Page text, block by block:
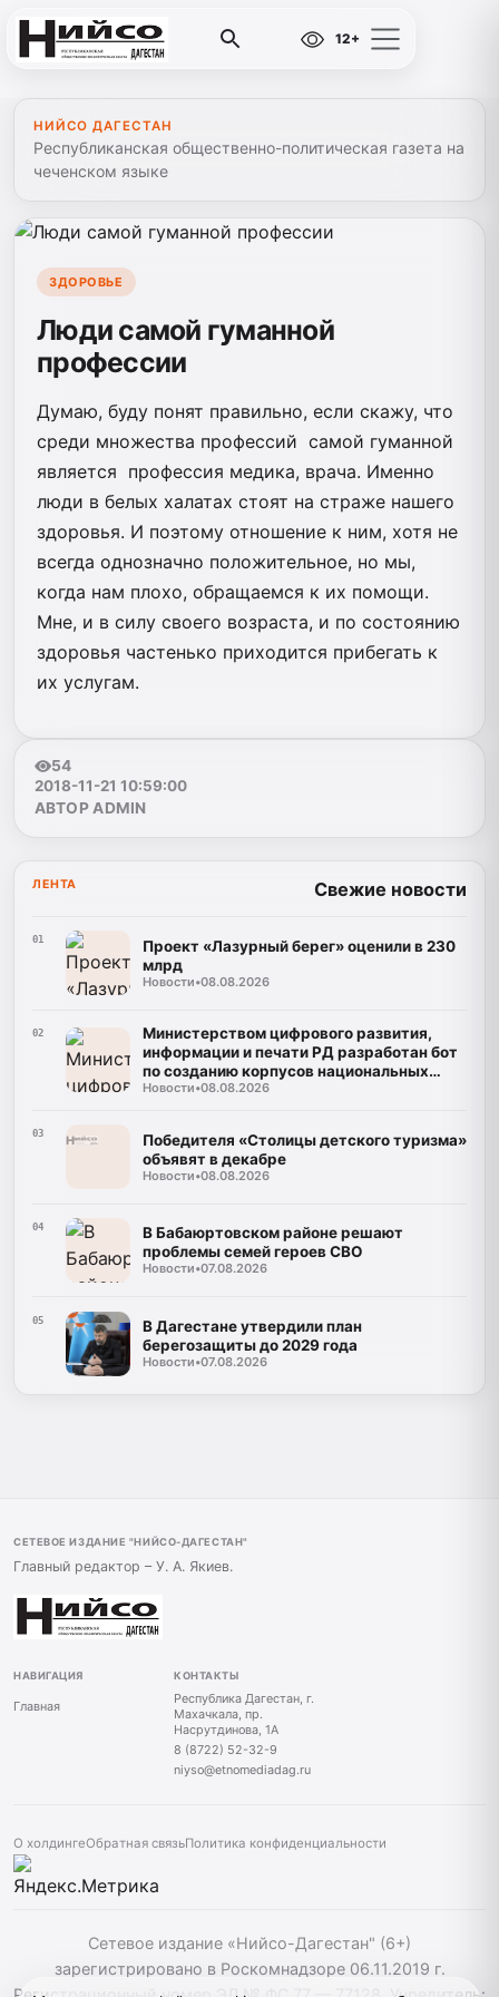
12+
НИЙСО ДАГЕСТАН
Республиканская общественно-политическая газета на
чеченском языке
ЗДОРОВЬЕ
Люди самой гуманной
профессии
Думаю, буду понят правильно, если скажу, что
среди множества профессий самой гуманной
является профессия медика, врача. Именно
люди в белых халатах стоят на страже нашего
здоровья. И поэтому отношение к ним, хотя не
всегда однозначно положительное, но мы,
когда нам плохо, обращаемся к их помощи.
Мне, и в силу своего возраста, и по состоянию
здоровья частенько приходится прибегать к
их услугам.
54
2018-11-21 10:59:00
АВТОР ADMIN
ЛЕНТА Свежие новости
01
Проект «Лазурный берег» оценили в 230
млрд
Новости•08.08.2026
02
Министерством цифрового развития,
информации и печати РД разработан бот
по созданию корпусов национальных
языков
Новости•08.08.2026
03
Победителя «Столицы детского туризма»
объявят в декабре
Новости•08.08.2026
04
В Бабаюртовском районе решают
проблемы семей героев СВО
Новости•07.08.2026
05
В Дагестане утвердили план
берегозащиты до 2029 года
Новости•07.08.2026
СЕТЕВОЕ ИЗДАНИЕ "НИЙСО-ДАГЕСТАН"
Главный редактор – У. А. Якиев.
НАВИГАЦИЯ
Главная
КОНТАКТЫ
Республика Дагестан, г.
Махачкала, пр.
Насрутдинова, 1А
8 (8722) 52-32-9
niyso@etnomediadag.ru
О холдингеОбратная связьПолитика конфиденциальности
Сетевое издание «Нийсо-Дагестан" (6+)
зарегистрировано в Роскомнадзоре 06.11.2019 г.